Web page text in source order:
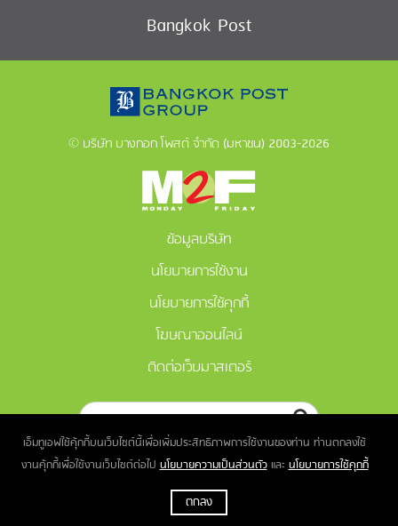
เอ็มทูเอฟใช้คุ้กกี้บนเว็บไซต์นี้เพื่อเพิ่มประสิทธิภาพการใช้งานของท่าน ท่านตกลงใช้
งานคุ้กกี้เพื่อใช้งานเว็บไซต์ต่อไปนโยบายความเป็นส่วนตัวและนโยบายการใช้คุกกี้
ตกลง
Bangkok Post
© บริษัท บางกอก โพสต์ จำกัด (มหาชน) 2003-2026
ข้อมูลบริษัท
นโยบายการใช้งาน
นโยบายการใช้คุกกี้
โฆษณาออนไลน์
ติดต่อเว็บมาสเตอร์